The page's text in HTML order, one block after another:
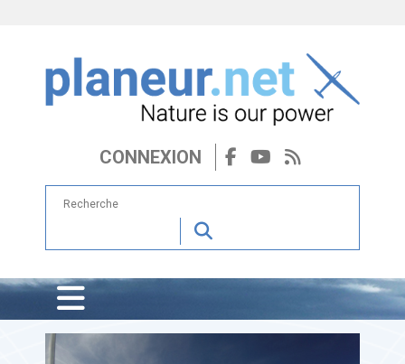
CONNEXION